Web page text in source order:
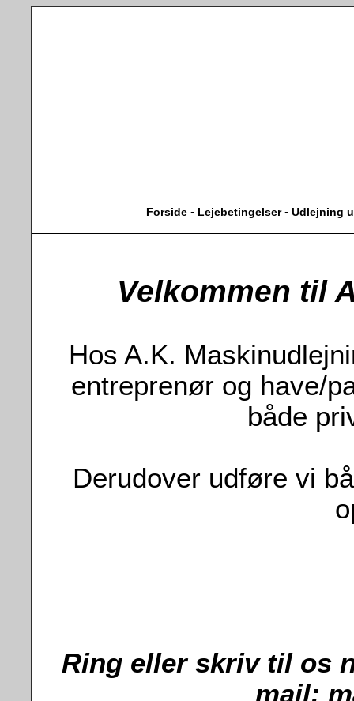
Forside - Lejebetingelser- Udlejning
Velkommen til
Hos A.K.
entreprenør og have/
både
Derudover udføre vi
Ring eller skriv til os
mail: